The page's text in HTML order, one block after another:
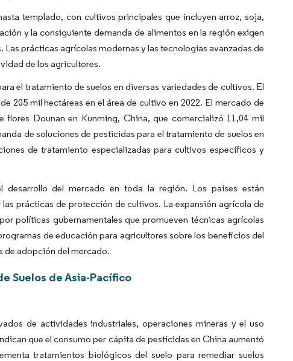
templado, con cultivos principales que incluyen arroz, soja,
y la consiguiente demanda de alimentos en la región exigen
prácticas agrícolas modernas y las tecnologías avanzadas de
de los agricultores.
el tratamiento de suelos en diversas variedades de cultivos. El
205 mil hectáreas en el área de cultivo en 2022. El mercado de
Dounan en Kunming, China, que comercializó 11,04 mil
de soluciones de pesticidas para el tratamiento de suelos en
de tratamiento especializadas para cultivos específicos y
desarrollo del mercado en toda la región. Los países están
prácticas de protección de cultivos. La expansión agrícola de
políticas gubernamentales que promueven técnicas agrícolas
de educación para agricultores sobre los beneficios del
de adopción del mercado.
Suelos de Asia-Pacífico
de actividades industriales, operaciones mineras y el uso
que el consumo per cápita de pesticidas en China aumentó
tratamientos biológicos del suelo para remediar suelos